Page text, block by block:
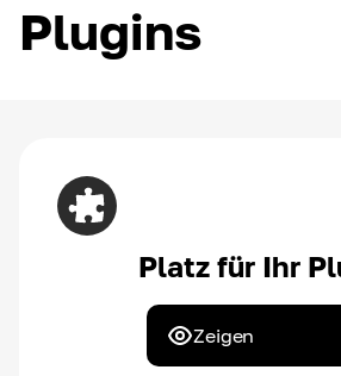
Plugins
Platz für Ihr
Zeigen